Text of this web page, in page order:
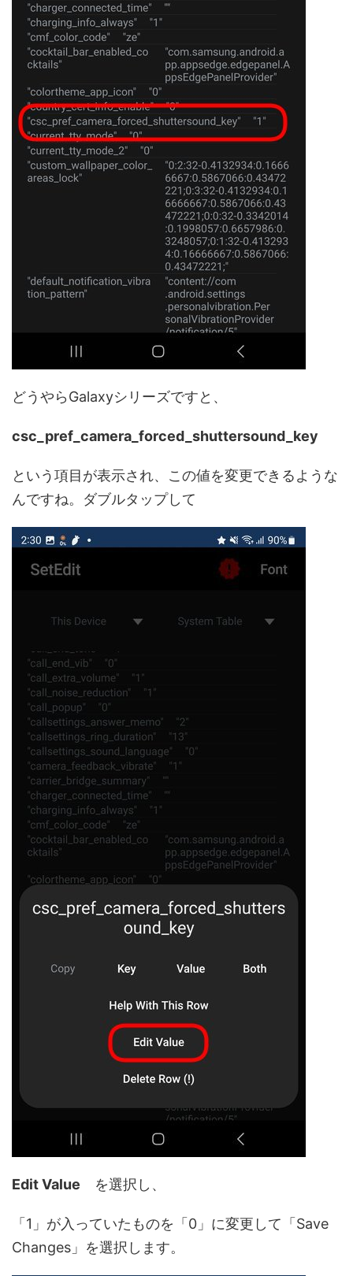
どうやらGalaxyシリーズですと、
csc_pref_camera_forced_shuttersound_key
という項目が表示され、この値を変更できるような
んですね。ダブルタップして
Edit Value を選択し、
「1」が入っていたものを「0」に変更して「Save
Changes」を選択します。